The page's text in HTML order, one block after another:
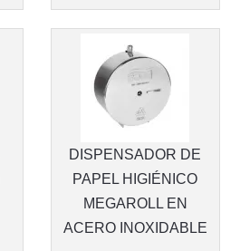
DISPENSADOR DE
PAPEL HIGIÉNICO
MEGAROLL EN
ACERO INOXIDABLE